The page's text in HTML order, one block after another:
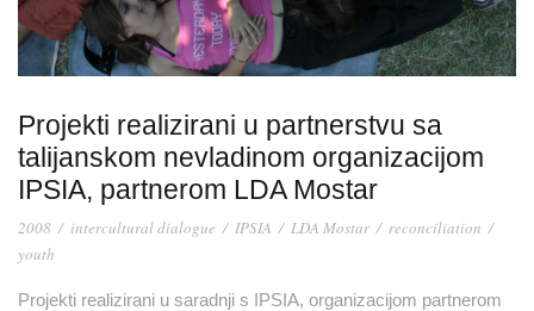
Projekti realizirani u partnerstvu sa
talijanskom nevladinom organizacijom
IPSIA, partnerom LDA Mostar
2008 / intercultural dialogue / IPSIA / LDA Mostar / reconciliation /
youth
Projekti realizirani u saradnji s IPSIA, organizacijom partnerom